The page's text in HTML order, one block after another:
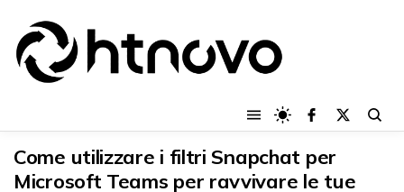
Come utilizzare i filtri Snapchat per
Microsoft Teams per ravvivare le tue